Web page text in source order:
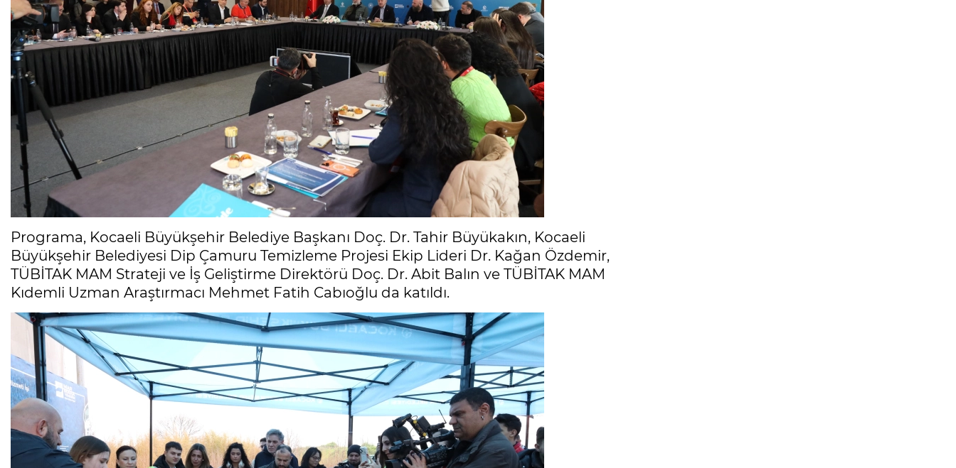
Programa, Kocaeli Büyükşehir Belediye Başkanı Doç. Dr. Tahir Büyükakın, Kocaeli
Büyükşehir Belediyesi Dip Çamuru Temizleme Projesi Ekip Lideri Dr. Kağan Özdemir,
TÜBİTAK MAM Strateji ve İş Geliştirme Direktörü Doç. Dr. Abit Balın ve TÜBİTAK MAM
Kıdemli Uzman Araştırmacı Mehmet Fatih Cabıoğlu da katıldı.